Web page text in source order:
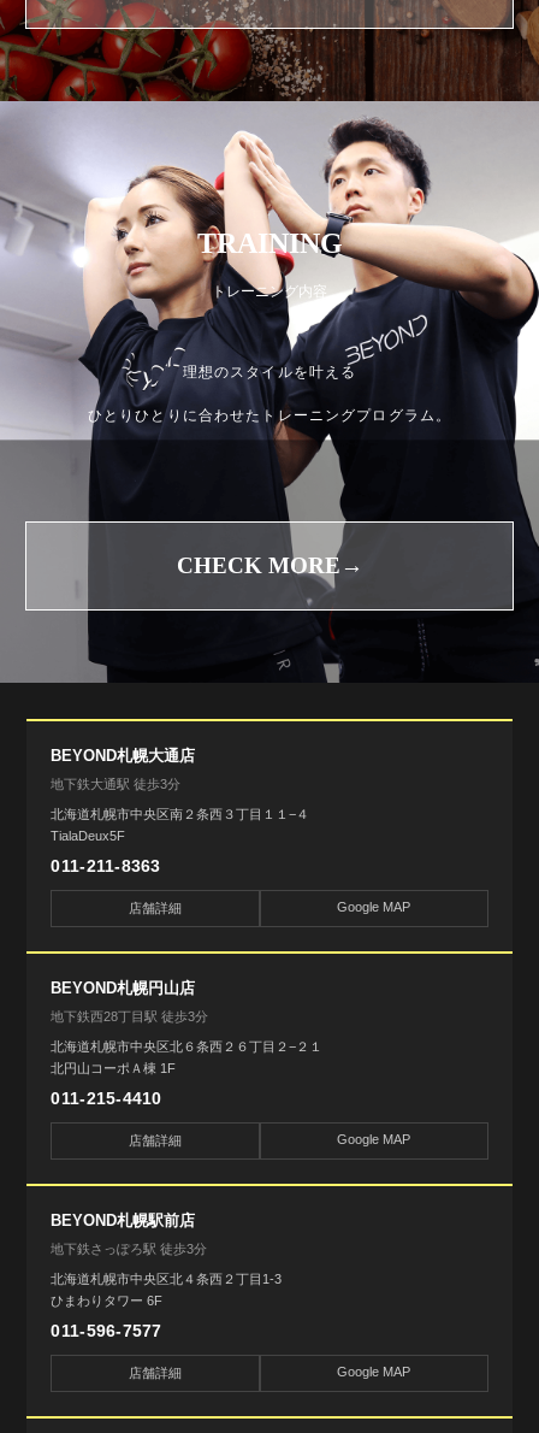
TRAINING
トレーニング内容
理想のスタイルを叶える
ひとりひとりに合わせたトレーニングプログラム。
CHECK MORE→
BEYOND札幌大通店
地下鉄大通駅 徒歩3分
北海道札幌市中央区南２条西３丁目１１−４
TialaDeux5F
011-211-8363
店舗詳細 Google MAP
BEYOND札幌円山店
地下鉄西28丁目駅 徒歩3分
北海道札幌市中央区北６条西２６丁目２−２１
北円山コーポＡ棟 1F
011-215-4410
店舗詳細 Google MAP
BEYOND札幌駅前店
地下鉄さっぽろ駅 徒歩3分
北海道札幌市中央区北４条西２丁目1-3
ひまわりタワー 6F
011-596-7577
店舗詳細 Google MAP